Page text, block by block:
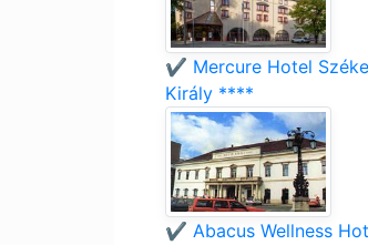
✔️ Mercure Hotel
Király ****
✔️ Abacus Wellness